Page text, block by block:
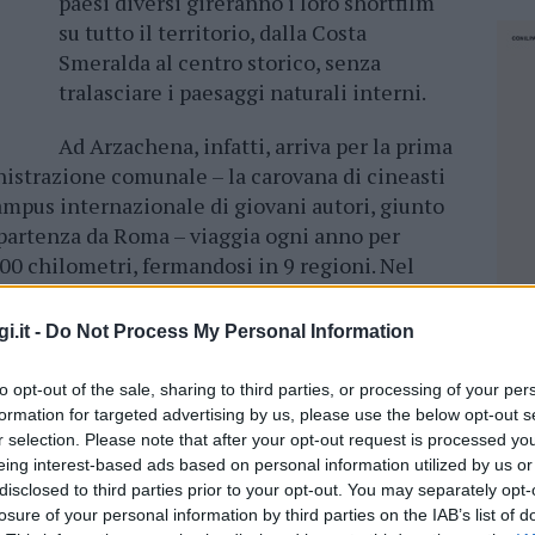
- Do Not Process My Personal Information
opt-out of the sale, sharing to third parties, or processing of your
for targeted advertising by us, please use the below opt-out
selection. Please note that after your opt-out request is processed
interest-based ads based on personal information utilized by us
to third parties prior to your opt-out. You may separately
of your personal information by third parties on the IAB’s list of
su tutto il territorio, dalla Costa
Smeralda al centro storico, senza
tralasciare i paesaggi naturali interni.
Ad Arzachena, infatti, arriva per la prima
comunale – la carovana di cineasti
internazionale di giovani autori, giunto
da Roma – viaggia ogni anno per
chilometri, fermandosi in 9 regioni. Nel
a Milano, Como, Matera, Genova e l’ultima
Azzurra, nel comune Sète.
è quello di
promuovere il
italiane, come -appunto- quello di
e audiovisive, realizzate dai
al lavoro per scrivere le sceneggiature che
in altrettanti cortometraggi, che
gratuitamente a tutto il pubblico di